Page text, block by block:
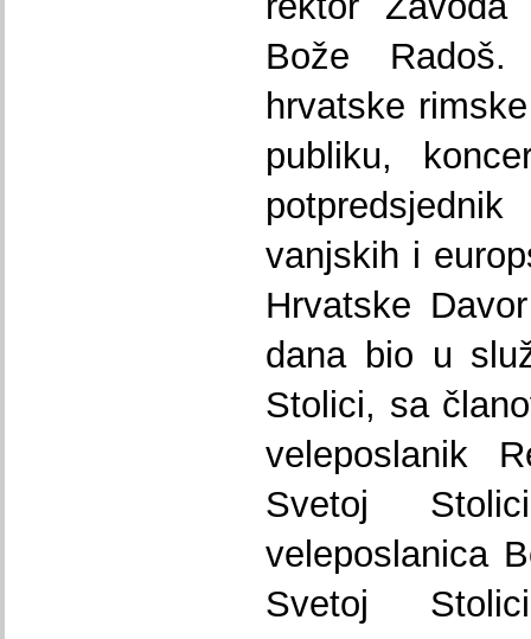
Bože
hrvatske
publiku,
vanjskih i
Hrvatske
dana bio u
Stolici, sa
veleposlanik
Svetoj
veleposlanica
Svetoj